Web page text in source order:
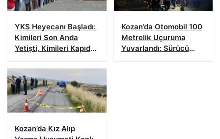
YKS Heyecanı Başladı:
Kimileri Son Anda
Yetişti, Kimileri Kapıda
Kozan’da Otomobil 100
Metrelik Uçuruma
Yuvarlandı: Sürücü
Kozan’da Kız Alıp